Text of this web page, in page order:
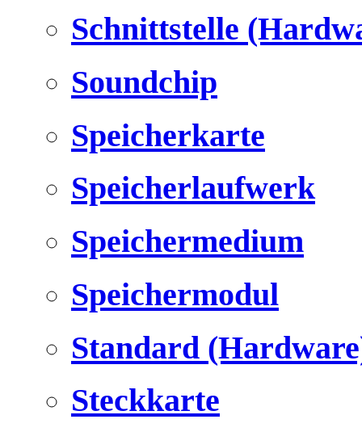
Schnittstelle
Soundchip
Speicherkarte
Speicherlaufwerk
Speichermedium
Speichermodul
Standard
Steckkarte